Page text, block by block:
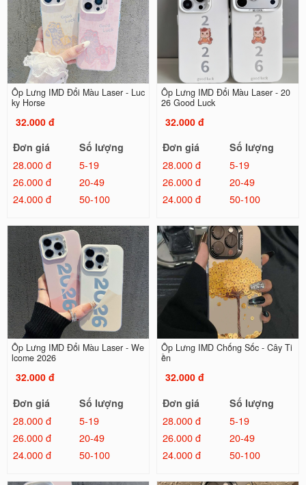
Ốp Lưng IMD Đổi Màu Laser - Luc
ky Horse
32.000 đ
Đơn giá
Số lượng
28.000 đ
5-19
26.000 đ
20-49
24.000 đ
50-100
Ốp Lưng IMD Đổi Màu Laser - 20
26 Good Luck
32.000 đ
Đơn giá
Số lượng
28.000 đ
5-19
26.000 đ
20-49
24.000 đ
50-100
Ốp Lưng IMD Đổi Màu Laser - We
lcome 2026
32.000 đ
Đơn giá
Số lượng
28.000 đ
5-19
26.000 đ
20-49
24.000 đ
50-100
Ốp Lưng IMD Chống Sốc - Cây Ti
ền
32.000 đ
Đơn giá
Số lượng
28.000 đ
5-19
26.000 đ
20-49
24.000 đ
50-100